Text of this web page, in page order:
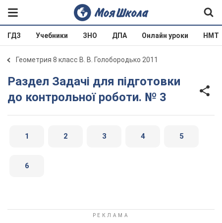
ГДЗ Учебники ЗНО ДПА Онлайн уроки НМТ
Геометрия 8 класс В. В. Голобородько 2011
Раздел Задачі для підготовки
до контрольної роботи. № 3
1 2 3 4 5
6